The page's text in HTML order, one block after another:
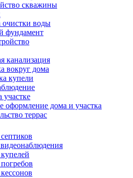
скважины
очистки воды
фундамент
канализация
вокруг дома
купели
участке
оформление дома и участка
террас